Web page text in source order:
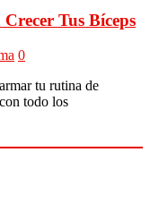
Tus Bíceps
0
tu rutina de
todo los